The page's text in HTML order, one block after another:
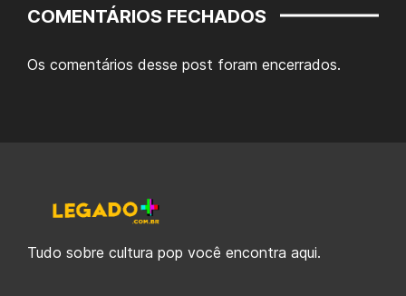
COMENTÁRIOS FECHADOS
Os comentários desse post foram encerrados.
Tudo sobre cultura pop você encontra aqui.